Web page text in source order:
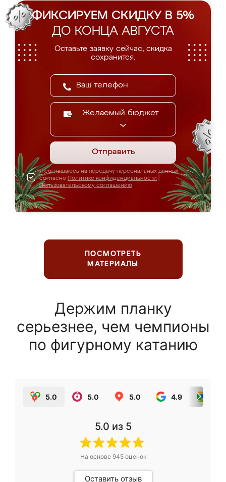
ФИКСИРУЕМ СКИДКУ В 5%
ДО КОНЦА АВГУСТА
Оставьте заявку сейчас, скидка
сохранится.
Желаемый бюджет
Отправить
Я соглашаюсь на передачу персональных данных
согласно Политике конфиденциальности
Пользовательскому соглашению
ПОСМОТРЕТЬ
МАТЕРИАЛЫ
Держим планку
серьезнее, чем чемпионы
по фигурному катанию
5.0 5.0 5.0 4.9
5.0 из 5
На основе 945оценок
Оставить отзыв